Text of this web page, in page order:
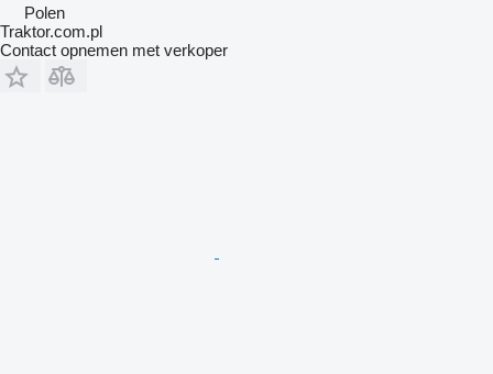
Polen
Traktor.com.pl
Contact opnemen met verkoper